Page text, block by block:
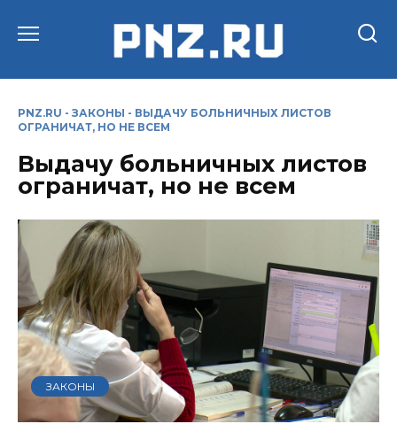
PNZ.RU - ЗАКОНЫ - ВЫДАЧУ БОЛЬНИЧНЫХ ЛИСТОВ
ОГРАНИЧАТ, НО НЕ ВСЕМ
Выдачу больничных листов
ограничат, но не всем
ЗАКОНЫ